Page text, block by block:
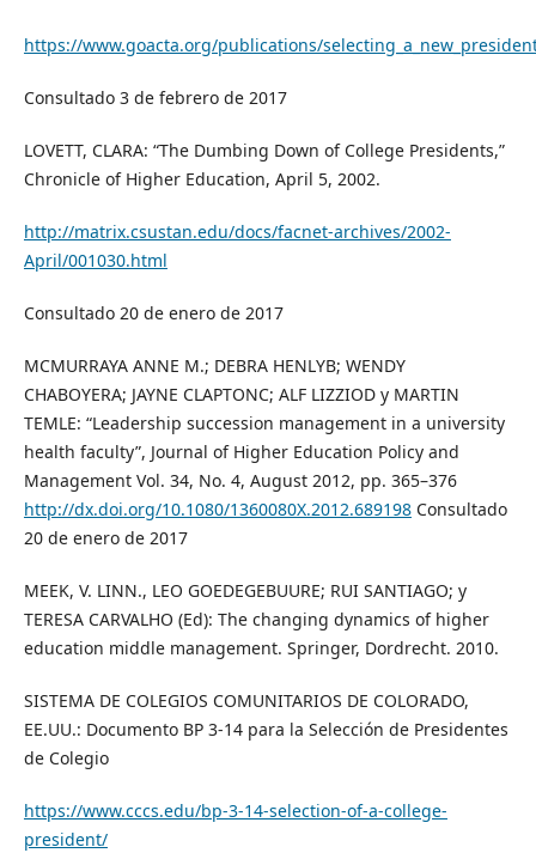
https://www.goacta.org/publications/
Consultado 3 de febrero de 2017
LOVETT, CLARA: “The Dumbing Down of College Presidents,”
Chronicle of Higher Education, April 5, 2002.
http://matrix.csustan.edu/docs/facnet-archives/2002-
April/001030.html
Consultado 20 de enero de 2017
MCMURRAYA ANNE M.; DEBRA HENLYB; WENDY
CHABOYERA; JAYNE CLAPTONC; ALF LIZZIOD y MARTIN
TEMLE: “Leadership succession management in a university
health faculty”, Journal of Higher Education Policy and
Management Vol. 34, No. 4, August 2012, pp. 365–376
http://dx.doi.org/10.1080/1360080X.2012.689198Consultado
20 de enero de 2017
MEEK, V. LINN., LEO GOEDEGEBUURE; RUI SANTIAGO; y
TERESA CARVALHO (Ed): The changing dynamics of higher
education middle management. Springer, Dordrecht. 2010.
SISTEMA DE COLEGIOS COMUNITARIOS DE COLORADO,
EE.UU.: Documento BP 3-14 para la Selección de Presidentes
de Colegio
https://www.cccs.edu/bp-3-14-selection-of-a-college-
president/